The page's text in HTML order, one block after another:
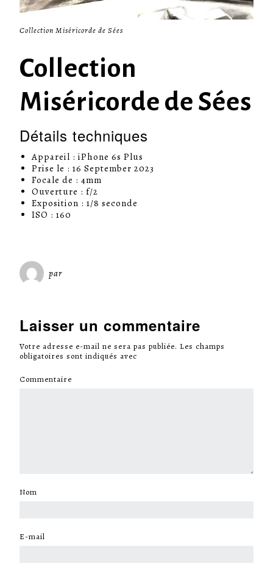
Collection Miséricorde de Sées
Collection
Miséricorde de Sées
Détails techniques
Appareil : iPhone 6s Plus
Prise le : 16 September 2023
Focale de : 4mm
Ouverture : f/2
Exposition : 1/8 seconde
ISO : 160
par
Laisser un commentaire
Votre adresse e-mail ne sera pas publiée. Les champs
obligatoires sont indiqués avec
Commentaire
Nom
E-mail